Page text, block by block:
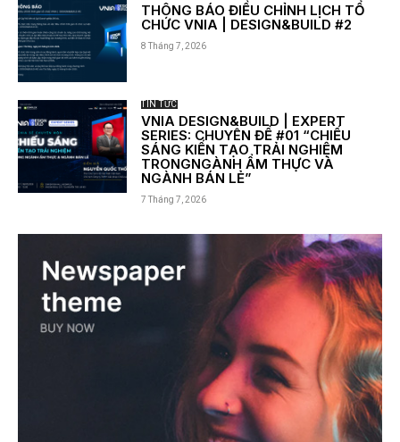
THÔNG BÁO ĐIỀU CHỈNH LỊCH TỔ
CHỨC VNIA | DESIGN&BUILD #2
8 Tháng 7, 2026
TIN TỨC
VNIA DESIGN&BUILD | EXPERT
SERIES: CHUYÊN ĐỀ #01 “CHIẾU
SÁNG KIẾN TẠO TRẢI NGHIỆM
TRONGNGÀNH ẨM THỰC VÀ
NGÀNH BÁN LẺ”
7 Tháng 7, 2026